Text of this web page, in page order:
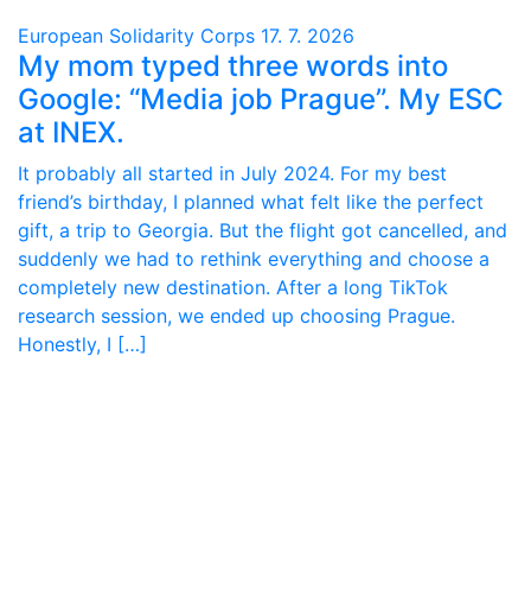
European Solidarity Corps 17. 7. 2026
My mom typed three words into
Google: “Media job Prague”. My ESC
at INEX.
It probably all started in July 2024. For my best
friend’s birthday, I planned what felt like the perfect
gift, a trip to Georgia. But the flight got cancelled, and
suddenly we had to rethink everything and choose a
completely new destination. After a long TikTok
research session, we ended up choosing Prague.
Honestly, I […]